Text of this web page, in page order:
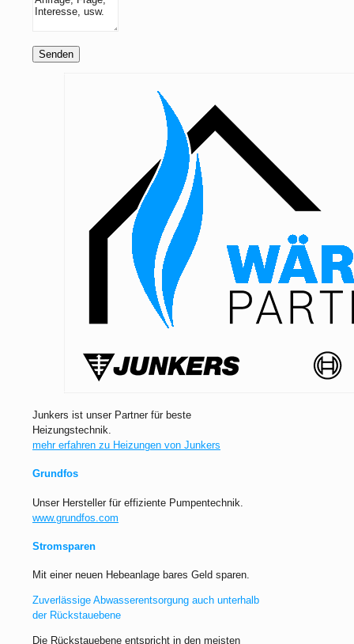
Junkers ist unser Partner für beste
Heizungstechnik.
mehr erfahren zu Heizungen von Junkers
Grundfos
Unser Hersteller für effiziente Pumpentechnik.
www.grundfos.com
Stromsparen
Mit einer neuen Hebeanlage bares Geld sparen.
Zuverlässige Abwasserentsorgung auch unterhalb
der Rückstauebene
Die Rückstauebene entspricht in den meisten